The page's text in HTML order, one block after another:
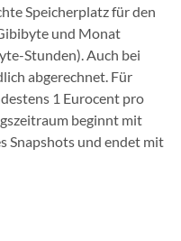
Speicherplatz für den
und Monat
Stunden). Auch bei
abgerechnet. Für
1 Eurocent pro
beginnt mit
Snapshots und endet mit